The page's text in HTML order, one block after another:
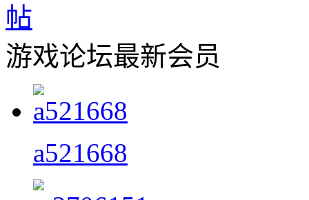
游戏论坛最新会员
a521668